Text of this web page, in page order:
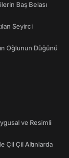
Baş Belası
Seyirci
Oğlunun Düğünü
ve Resimli
Çil Çil Altınlarda